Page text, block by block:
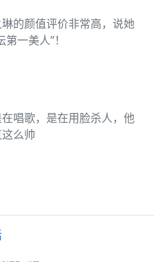
的颜值评价非常高，说她
一美人”！
唱歌，是在用脸杀人，他
么帅